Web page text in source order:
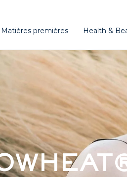
Matières premières Health &